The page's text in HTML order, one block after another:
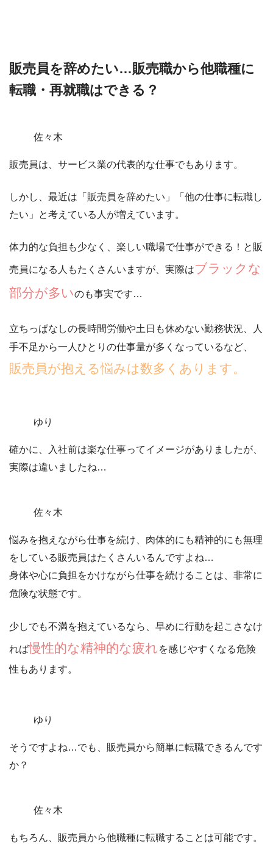
販売員を辞めたい…販売職から他職種に
転職・再就職はできる？
佐々木
販売員は、サービス業の代表的な仕事でもあります。
しかし、最近は「販売員を辞めたい」「他の仕事に転職し
たい」と考えている人が増えています。
体力的な負担も少なく、楽しい職場で仕事ができる！と販
売員になる人もたくさんいますが、実際はブラックな
部分が多いのも事実です…
立ちっぱなしの長時間労働や土日も休めない勤務状況、人
手不足から一人ひとりの仕事量が多くなっているなど、
販売員が抱える悩みは数多くあります。
ゆり
確かに、入社前は楽な仕事ってイメージがありましたが、
実際は違いましたね…
佐々木
悩みを抱えながら仕事を続け、肉体的にも精神的にも無理
をしている販売員はたくさんいるんですよね…
身体や心に負担をかけながら仕事を続けることは、非常に
危険な状態です。
少しでも不満を抱えているなら、早めに行動を起こさなけ
れば慢性的な精神的な疲れを感じやすくなる危険
性もあります。
ゆり
そうですよね…でも、販売員から簡単に転職できるんです
か？
佐々木
もちろん、販売員から他職種に転職することは可能です。